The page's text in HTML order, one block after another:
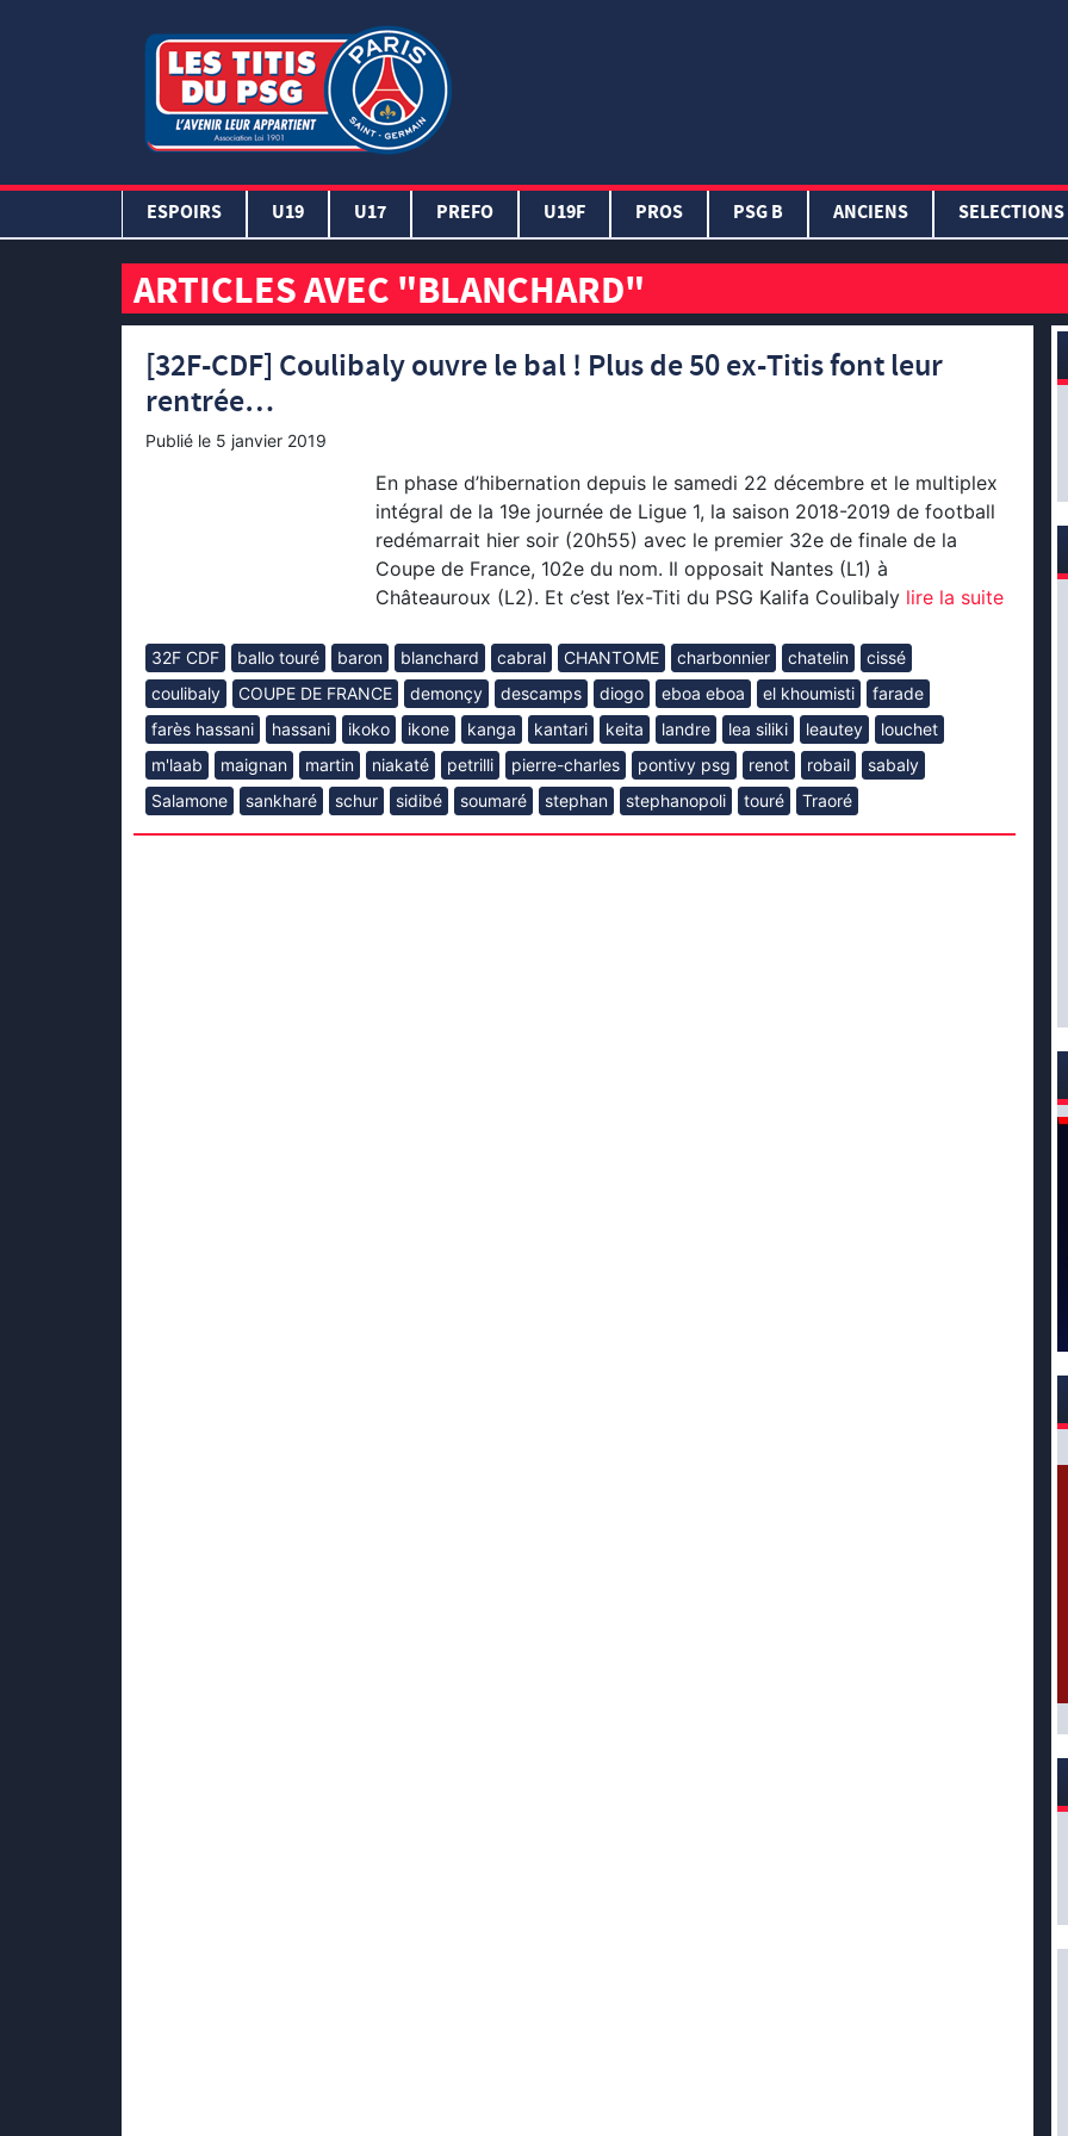
ESPOIRS U19 U17 PREFO U19F PROS PSG B ANCIENS SELECTIONS
ARTICLES AVEC "BLANCHARD"
[32F-CDF] Coulibaly ouvre le bal ! Plus de 50 ex-Titis font leur
rentrée…
Publié le 5 janvier 2019
En phase d’hibernation depuis le samedi 22 décembre et le multiplex
intégral de la 19e journée de Ligue 1, la saison 2018-2019 de football
redémarrait hier soir (20h55) avec le premier 32e de finale de la
Coupe de France, 102e du nom. Il opposait Nantes (L1) à
Châteauroux (L2). Et c’est l’ex-Titi du PSG Kalifa Coulibalylire la suite
32F CDF ballo touré baron blanchard cabral CHANTOME charbonnier chatelin
cissé
coulibaly
COUPE DE FRANCE demonçy descamps diogo eboa eboa el khoumisti
farade
farès hassani
hassani ikoko ikone kanga kantari keita landre lea siliki leautey
louchet
m'laab
maignan martin niakaté petrilli pierre-charles pontivy psg renot robail
sabaly
Salamone
sankharé schur sidibé soumaré stephan stephanopoli touré Traoré